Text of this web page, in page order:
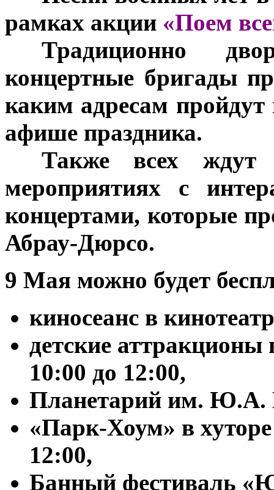
рамках акции «Поем
Традиционно
концертные бригады
каким адресам
афише праздника.
Также всех ждут
мероприятиях с
концертами, которые
Абрау-Дюрсо.
9 Мая можно будет
киносеанс в
детские
10:00 до 12:00,
Планетарий им. Ю.А.
«Парк-Хоум» в
12:00,
Банный фестиваль